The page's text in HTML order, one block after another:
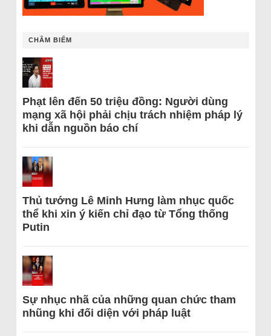
CHÂM BIẾM
Phạt lên đến 50 triệu đồng: Người dùng
mạng xã hội phải chịu trách nhiệm pháp lý
khi dẫn nguồn báo chí
Thủ tướng Lê Minh Hưng làm nhục quốc
thể khi xin ý kiến chỉ đạo từ Tổng thống
Putin
Sự nhục nhã của những quan chức tham
nhũng khi đối diện với pháp luật